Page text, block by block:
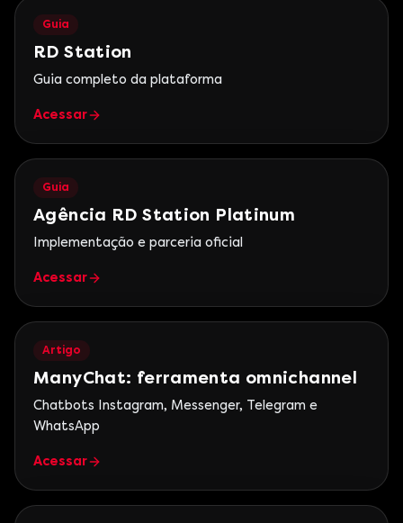
Guia
RD Station
Guia completo da plataforma
Acessar
Guia
Agência RD Station Platinum
Implementação e parceria oficial
Acessar
Artigo
ManyChat: ferramenta omnichannel
Chatbots Instagram, Messenger, Telegram e
WhatsApp
Acessar